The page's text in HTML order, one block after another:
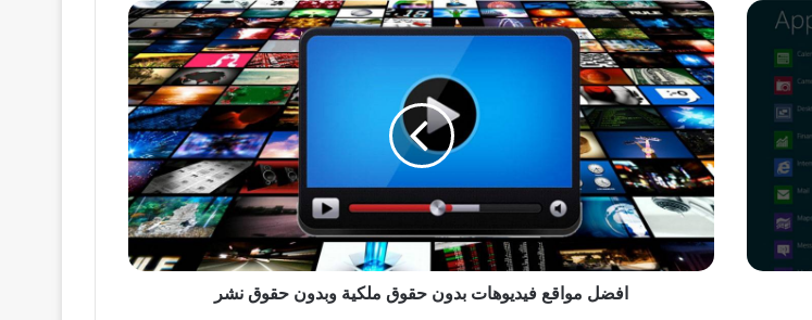
افضل
مواقع
فيديوهات
بدون
حقوق
ملكية
وبدون
حقوق
نشر
افضل مواقع فيديوهات بدون حقوق ملكية وبدون حقوق نشر